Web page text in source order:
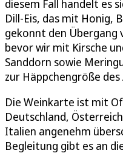
diesem Fall handelt es
Dill-Eis, das mit Honig,
gekonnt den Übergang
bevor wir mit Kirsche
Sanddorn sowie
zur Häppchengröße
Die Weinkarte ist mit
Deutschland,
Italien angenehm
Begleitung gibt es an